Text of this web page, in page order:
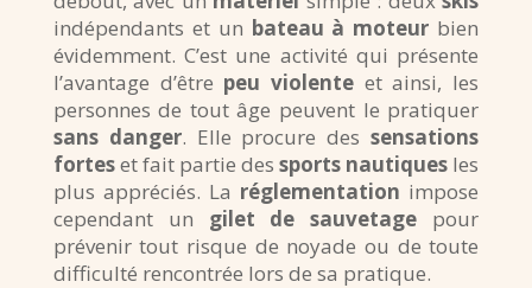
indépendants et un bateau à moteur bien
évidemment. C’est une activité qui présente
l’avantage d’être peu violente et ainsi, les
personnes de tout âge peuvent le pratiquer
sans danger. Elle procure dessensations
forteset fait partie dessports nautiques les
plus appréciés. La réglementation impose
cependant un gilet de sauvetage pour
prévenir tout risque de noyade ou de toute
difficulté rencontrée lors de sa pratique.